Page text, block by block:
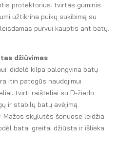
protektorius: tvirtas guminis
užtikrina puikų sukibimą su
purvui kauptis ant batų.
džiūvimas
didelė kilpa palengvina batų
itin patogūs naudojimui.
tvirti raišteliai su D-žiedo
ir stabilų batų avėjimą.
skylutės šonuose leidžia
batai greitai džiūsta ir išlieka